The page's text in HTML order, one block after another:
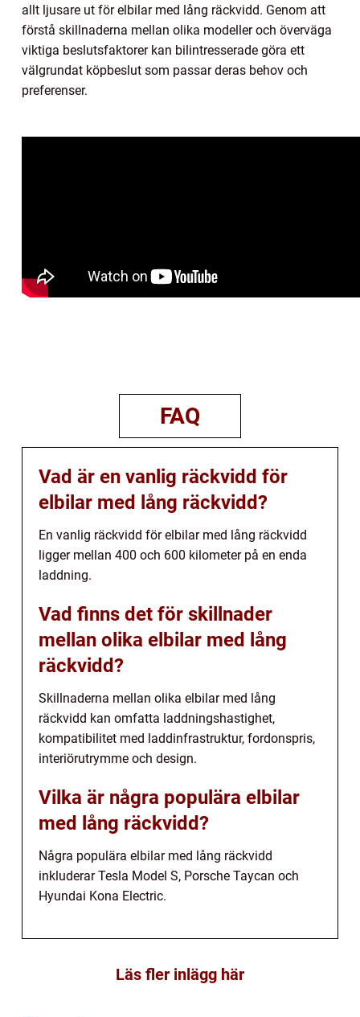
allt ljusare ut för elbilar med lång räckvidd. Genom att
förstå skillnaderna mellan olika modeller och överväga
viktiga beslutsfaktorer kan bilintresserade göra ett
välgrundat köpbeslut som passar deras behov och
preferenser.
FAQ
Vad är en vanlig räckvidd för
elbilar med lång räckvidd?
En vanlig räckvidd för elbilar med lång räckvidd
ligger mellan 400 och 600 kilometer på en enda
laddning.
Vad finns det för skillnader
mellan olika elbilar med lång
räckvidd?
Skillnaderna mellan olika elbilar med lång
räckvidd kan omfatta laddningshastighet,
kompatibilitet med laddinfrastruktur, fordonspris,
interiörutrymme och design.
Vilka är några populära elbilar
med lång räckvidd?
Några populära elbilar med lång räckvidd
inkluderar Tesla Model S, Porsche Taycan och
Hyundai Kona Electric.
Läs fler inlägg här